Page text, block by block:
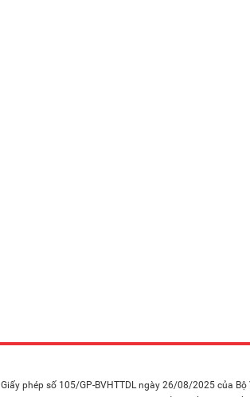
Giấy phép số 105/GP-BVHTTDL ngày 26/08/2025 của